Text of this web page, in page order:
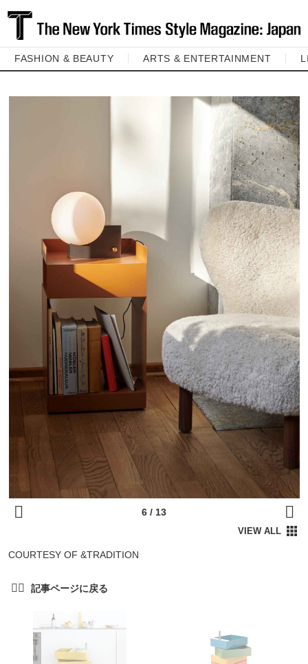
FASHION & BEAUTY ARTS & ENTERTAINMENT
COURTESY OF &TRADITION